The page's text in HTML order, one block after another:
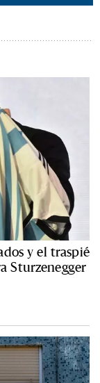
y el traspié
Sturzenegger